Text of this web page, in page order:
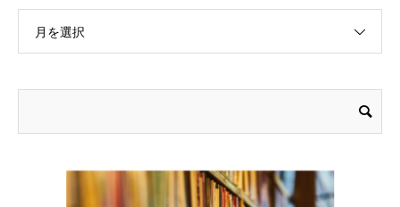
月を選択